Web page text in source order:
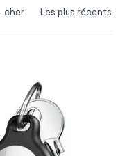
cher Les plus récents